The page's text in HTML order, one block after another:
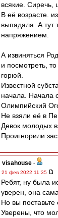
всякие. Сиречь,
В её возрасте.
выпадала. А тут
напряжением.
А извиняться
и посмотреть,
горюй.
Известной
начала. Начала
Олимпийский
Не взяли её в
Девок молодых
Проигнорили
visahouse -
21 фев 2022 11:35
Ребят, ну была
уверен, она
Но вы поставьте
Уверены, что